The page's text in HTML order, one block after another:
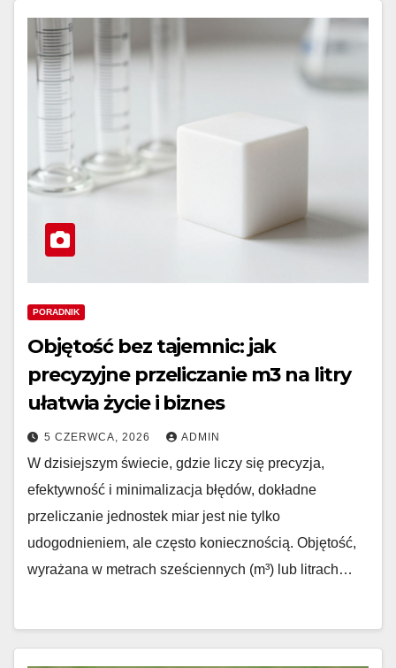
PORADNIK
Objętość bez tajemnic: jak
precyzyjne przeliczanie m3 na litry
ułatwia życie i biznes
5 CZERWCA, 2026 ADMIN
W dzisiejszym świecie, gdzie liczy się precyzja,
efektywność i minimalizacja błędów, dokładne
przeliczanie jednostek miar jest nie tylko
udogodnieniem, ale często koniecznością. Objętość,
wyrażana w metrach sześciennych (m³) lub litrach…